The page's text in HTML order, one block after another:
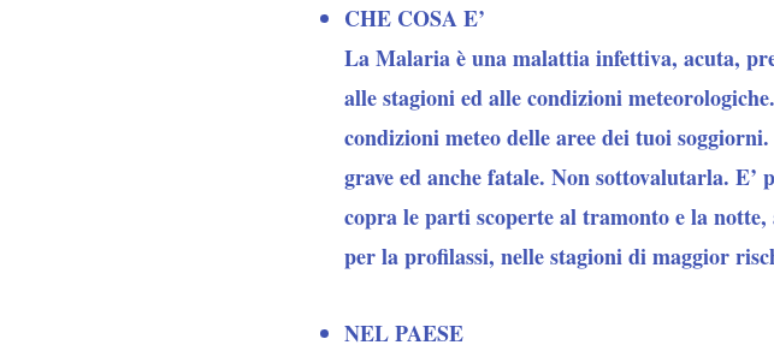
CHE COSA E’
La Malaria è una malattia infettiva, acuta,
alle stagioni ed alle condizioni
condizioni meteo delle aree dei tuoi
grave ed anche fatale. Non sottovalutarla.
copra le parti scoperte al tramonto e la
per la profilassi, nelle stagioni di maggior
NEL PAESE